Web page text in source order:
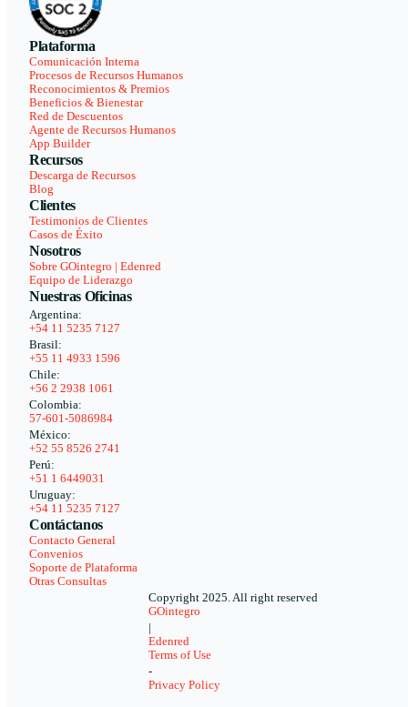
Plataforma
Comunicación Interna
Procesos de Recursos Humanos
Reconocimientos & Premios
Beneficios & Bienestar
Red de Descuentos
Agente de Recursos Humanos
App Builder
Recursos
Descarga de Recursos
Blog
Clientes
Testimonios de Clientes
Casos de Éxito
Nosotros
Sobre GOintegro | Edenred
Equipo de Liderazgo
Nuestras Oficinas
Argentina:
+54 11 5235 7127
Brasil:
+55 11 4933 1596
Chile:
+56 2 2938 1061
Colombia:
57-601-5086984
México:
+52 55 8526 2741
Perú:
+51 1 6449031
Uruguay:
+54 11 5235 7127
Contáctanos
Contacto General
Convenios
Soporte de Plataforma
Otras Consultas
Copyright 2025. All right reserved
GOintegro
Edenred
Terms of Use
-
Privacy Policy